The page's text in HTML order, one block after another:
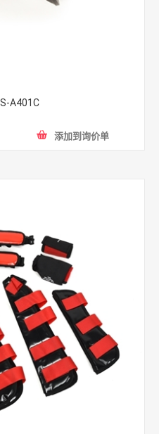
A401C
添加到询价单